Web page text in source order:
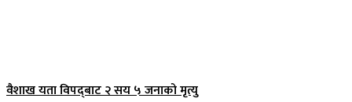
वैशाख यता विपद्‌बाट २ सय ५ जनाको मृत्यु